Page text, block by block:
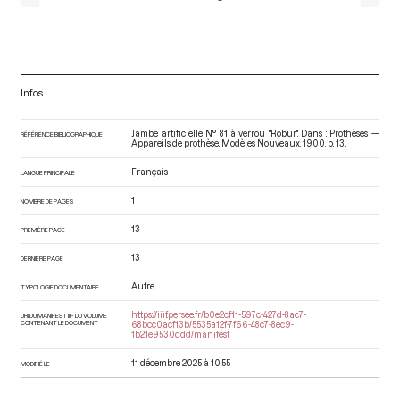
Infos
RÉFÉRENCE BIBLIOGRAPHIQUE
Jambe artificielle N° 81 à verrou "Robur". Dans : Prothèses —
Appareils de prothèse. Modèles Nouveaux . 1900. p. 13.
LANGUE PRINCIPALE Français
NOMBRE DE PAGES 1
PREMIÈRE PAGE 13
DERNIÈRE PAGE 13
TYPOLOGIE DOCUMENTAIRE Autre
URI DU MANIFEST IIIF DU VOLUME
CONTENANT LE DOCUMENT
https://iiif.persee.fr/b0e2cf11-597c-427d-8ac7-
68bcc0acf13b/5535a12f-7f66-48c7-8ec9-
1b21e9530ddd/manifest
MODIFIÉ LE 11 décembre 2025 à 10:55